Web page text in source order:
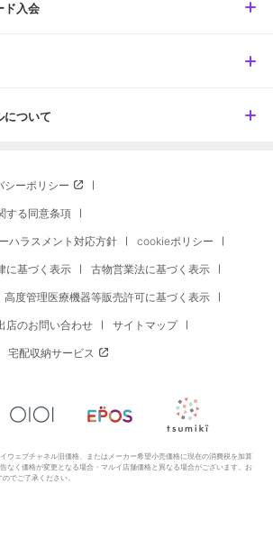
ド入会
について
シーポリシー
する同意条項
ハラスメント対応方針 cookieポリシー
に基づく表示 古物営業法に基づく表示
高度管理医療機器等販売許可に基づく表示
店のお問い合わせ サイトマップ
宅配収納サービス
ウェブチャネル旧価格、またはメーカー希望小売価格に現在の消費税を加算
なく価格が変更となる場合・マルイ店舗価格と異なる場合がございます。お
でご了承ください。